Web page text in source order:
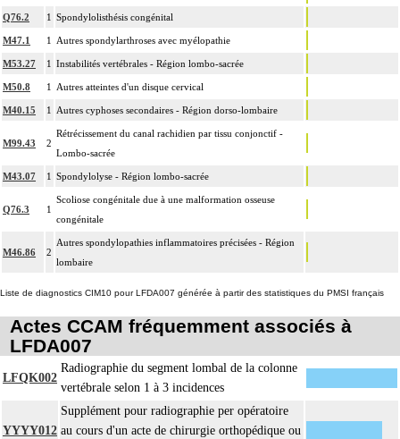
Q76.2 1 Spondylolisthésis congénital
M47.1 1 Autres spondylarthroses avec myélopathie
M53.27 1 Instabilités vertébrales - Région lombo-sacrée
M50.8 1 Autres atteintes d'un disque cervical
M40.15 1 Autres cyphoses secondaires - Région dorso-lombaire
M99.43 2
Rétrécissement du canal rachidien par tissu conjonctif -
Lombo-sacrée
M43.07 1 Spondylolyse - Région lombo-sacrée
Q76.3 1
Scoliose congénitale due à une malformation osseuse
congénitale
M46.86 2
Autres spondylopathies inflammatoires précisées - Région
lombaire
Liste de diagnostics CIM10 pour LFDA007 générée à partir des statistiques du PMSI français
Actes CCAM fréquemment associés à
LFDA007
LFQK002
Radiographie du segment lombal de la colonne
vertébrale selon 1 à 3 incidences
YYYY012
Supplément pour radiographie per opératoire
au cours d'un acte de chirurgie orthopédique ou